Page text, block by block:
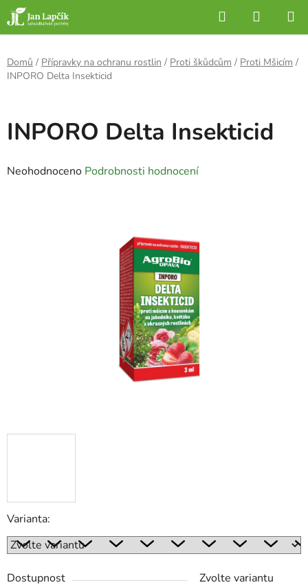
Přejít
na
obsah
Hledat
KOŠÍK
Domů / Přípravky na ochranu rostlin / Proti škůdcům / Proti Mšicím /
INPORO Delta Insekticid
Varianta:
Dostupnost
Zvolte variantu
INPORO Delta Insekticid
Průměrné
Neohodnoceno Podrobnosti hodnocení